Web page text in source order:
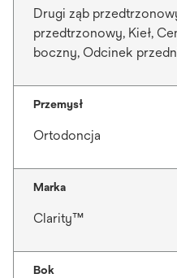
Drugi ząb
przedtrzonowy, Kieł,
boczny, Odcinek
Przemysł
Ortodoncja
Marka
Clarity™
Bok